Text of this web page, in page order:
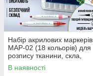
Набір акрилових маркерів
MAP-02 (18 кольорів) для
розпису тканини, скла,
каменю та кераміки
В наявності